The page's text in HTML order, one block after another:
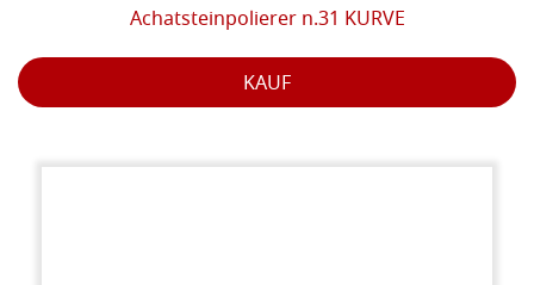
Achatsteinpolierer n.31 KURVE
KAUF